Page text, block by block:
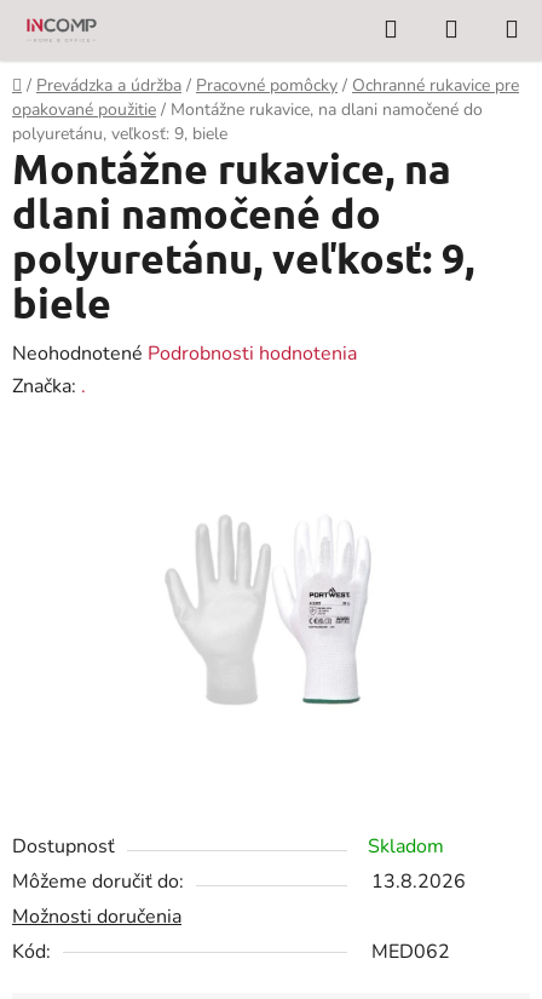
Prejsť
obsah
Hľadať
KOŠÍK
Domov
/ Prevádzka a údržba / Pracovné pomôcky / Ochranné rukavice pre
opakované použitie / Montážne rukavice, na dlani namočené do
polyuretánu, veľkosť: 9, biele
Dostupnosť
Skladom
Môžeme doručiť do:
13.8.2026
Možnosti doručenia
Kód:
MED062
Montážne rukavice, na
dlani namočené do
polyuretánu, veľkosť: 9,
biele
Priemerné
hodnotenie
Neohodnotené Podrobnosti hodnotenia
Značka: .